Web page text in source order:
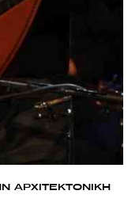
ΑΡΧΙΤΕΚΤΟΝΙΚΗ